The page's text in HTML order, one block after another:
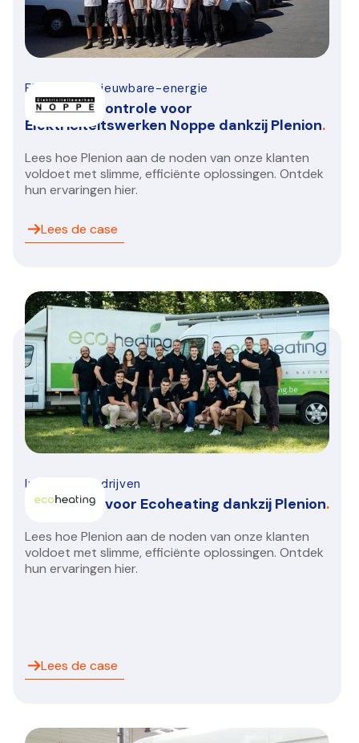
Elektro-hernieuwbare-energie
Inzicht en controle voor
Elektriciteitswerken Noppe dankzij Plenion.
Lees hoe Plenion aan de noden van onze klanten
voldoet met slimme, efficiënte oplossingen. Ontdek
hun ervaringen hier.
Lees de case
Installatiebedrijven
Groeispurt voor Ecoheating dankzij Plenion.
Lees hoe Plenion aan de noden van onze klanten
voldoet met slimme, efficiënte oplossingen. Ontdek
hun ervaringen hier.
Lees de case